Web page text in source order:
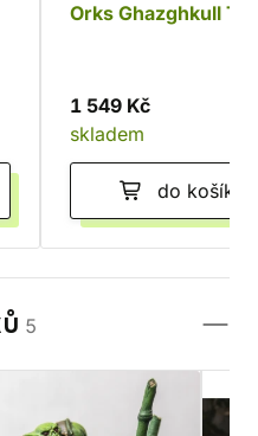
Orks Ghazghkull
1 549 Kč
skladem
do košíku
5